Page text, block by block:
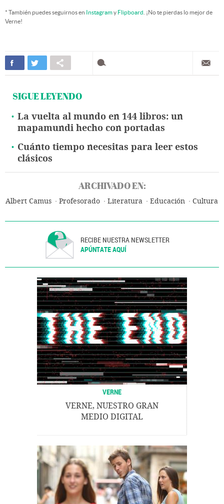
* También puedes seguirnos en Instagramy Flipboard . ¡No te pierdas lo mejor de
Verne!
SIGUE LEYENDO
La vuelta al mundo en 144 libros: un
mapamundi hecho con portadas
Cuánto tiempo necesitas para leer estos
clásicos
ARCHIVADO EN:
Albert Camus Profesorado Literatura Educación Cultura
RECIBE NUESTRA NEWSLETTER
APÚNTATE AQUÍ
VERNE
VERNE, NUESTRO GRAN
MEDIO DIGITAL